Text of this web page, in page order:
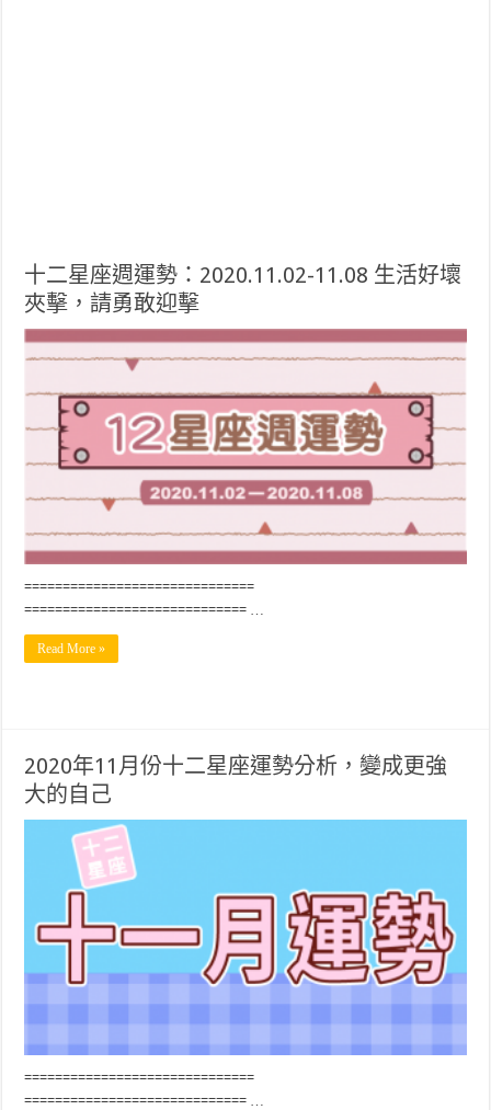
十二星座週運勢：2020.11.02-11.08 生活好壞
夾擊，請勇敢迎擊
==============================
============================= …
Read More »
2020年11月份十二星座運勢分析，變成更強
大的自己
==============================
============================= …